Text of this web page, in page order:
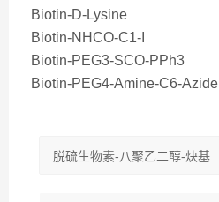
Biotin-D-Lysine
Biotin-NHCO-C1-I
Biotin-PEG3-SCO-PPh3
Biotin-PEG4-Amine-C6-Azide